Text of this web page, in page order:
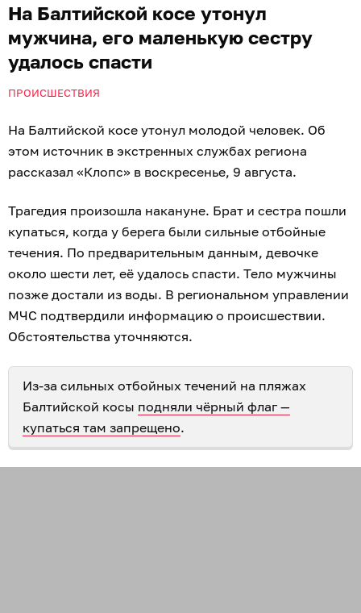
На Балтийской косе утонул
мужчина, его маленькую сестру
удалось спасти
ПРОИСШЕСТВИЯ
На Балтийской косе утонул молодой человек. Об
этом источник в экстренных службах региона
рассказал «Клопс» в воскресенье, 9 августа.
Трагедия произошла накануне. Брат и сестра пошли
купаться, когда у берега были сильные отбойные
течения. По предварительным данным, девочке
около шести лет, её удалось спасти. Тело мужчины
позже достали из воды. В региональном управлении
МЧС подтвердили информацию о происшествии.
Обстоятельства уточняются.
Из-за сильных отбойных течений на пляжах
Балтийской косы подняли чёрный флаг —
купаться там запрещено.